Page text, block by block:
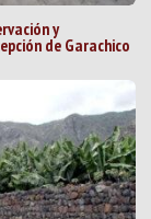
y
de Garachico